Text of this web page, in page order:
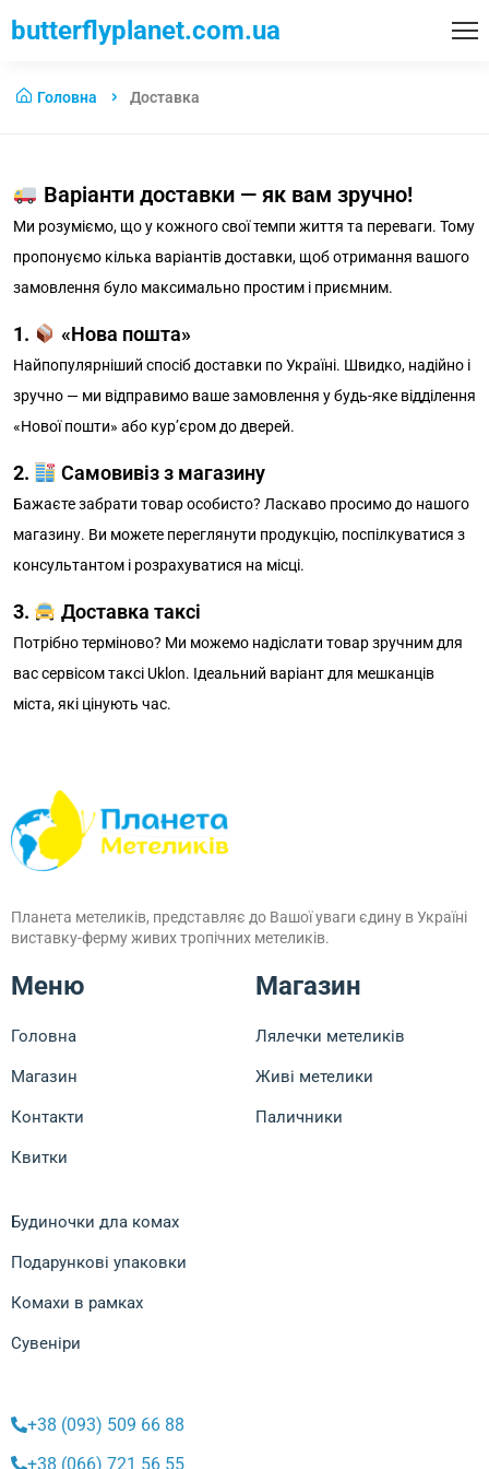
butterflyplanet.com.ua
Головна Доставка
Варіанти доставки — як вам зручно!
Ми розуміємо, що у кожногосвоїтемпи життя та переваги. Тому
пропонуємо кілька варіантів доставки, щоб отримання вашого
замовлення було максимально простим і приємним.
1. «Нова пошта»
Найпопулярніший спосіб доставки по Україні. Швидко, надійно і
зручно — ми відправимо ваше замовлення у будь-яке відділення
«Нової пошти» або кур’єром до дверей.
2. Самовивіз з магазину
Бажаєте забрати товар особисто? Ласкаво просимо до нашого
магазину. Ви можете переглянути продукцію, поспілкуватися з
консультантом і розрахуватися на місці.
3. Доставка таксі
Потрібно терміново? Ми можемо надіслати товар зручним для
вас сервісом таксі Uklon. Ідеальний варіант для мешканців
міста, які цінують час.
Планета метеликів, представляє до Вашої уваги єдину в Україні
виставку-ферму живих тропічних метеликів.
Меню
Головна
Магазин
Контакти
Квитки
Магазин
Лялечки метеликів
Живі метелики
Паличники
Будиночки дла комах
Подарункові упаковки
Комахи в рамках
Сувеніри
+38 (093) 509 66 88
+38 (066) 721 56 55